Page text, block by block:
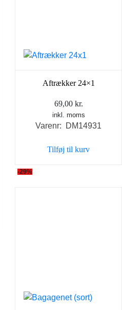
Aftrækker 24×1
69,00 kr.
inkl. moms
Varenr: DM14931
Tilføj til kurv
-29%